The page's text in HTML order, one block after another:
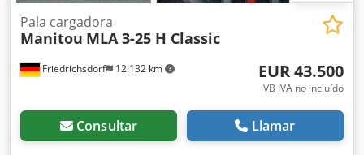
Friedrichsdorf 12.132 km
Pala cargadora
Manitou MLA 3-25 H Classic
EUR 43.500
VB IVA no incluído
Consultar Llamar